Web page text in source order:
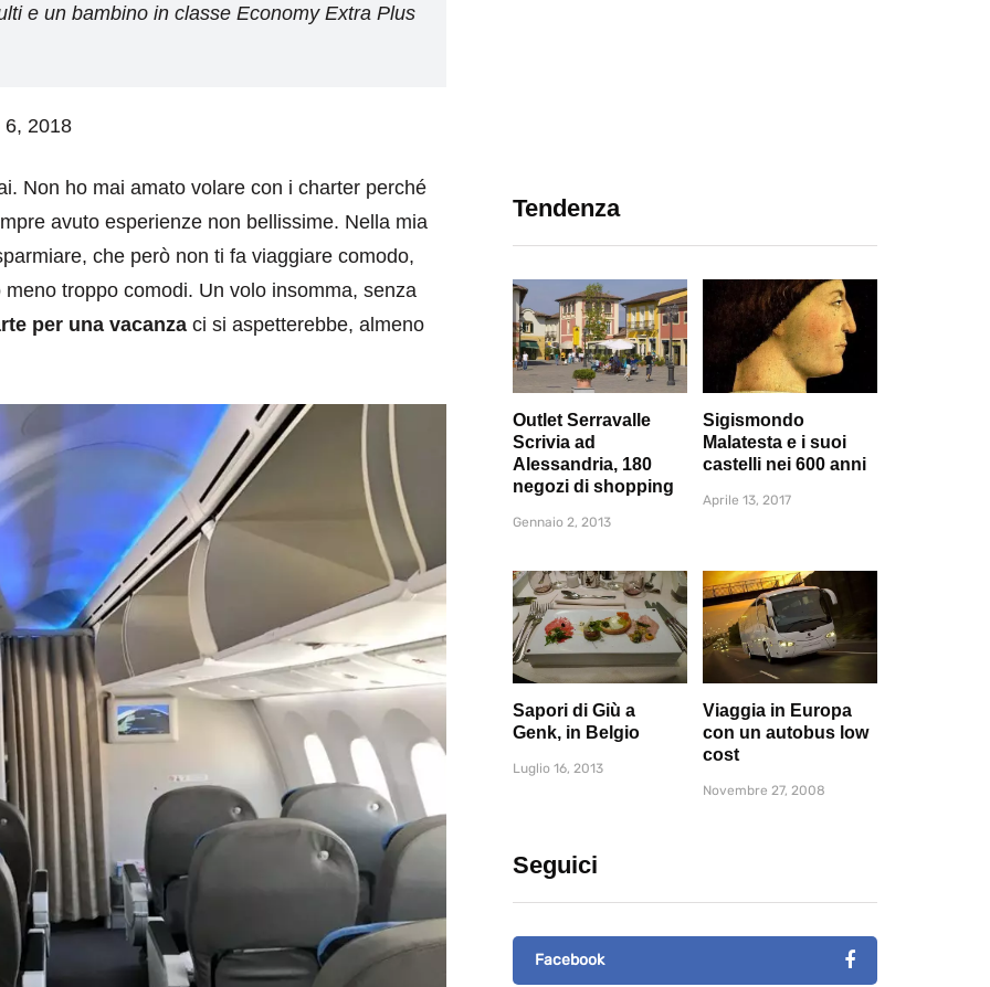
e un bambino in classe Economy Extra Plus
6, 2018
Non ho mai amato volare con i charter perché
avuto esperienze non bellissime. Nella mia
che però non ti fa viaggiare comodo,
troppo comodi. Un volo insomma, senza
per una vacanza ci si aspetterebbe, almeno
Tendenza
Outlet Serravalle
Scrivia ad
Alessandria, 180
negozi di shopping
Gennaio 2, 2013
Sigismondo
Malatesta e i suoi
castelli nei 600 anni
Aprile 13, 2017
Sapori di Giù a
Genk, in Belgio
Luglio 16, 2013
Viaggia in Europa
con un autobus low
cost
Novembre 27, 2008
Seguici
Facebook